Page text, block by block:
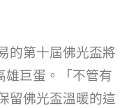
的第十屆佛光盃將
雄巨蛋。「不管有
留佛光盃溫暖的這